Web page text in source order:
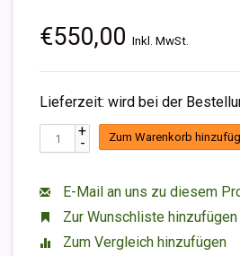
€550,00 Inkl. MwSt.
Lieferzeit: wird bei der
+
- Zum Warenkorb
E-Mail an uns zu diesem
Zur Wunschliste hinzufügen
Zum Vergleich hinzufügen